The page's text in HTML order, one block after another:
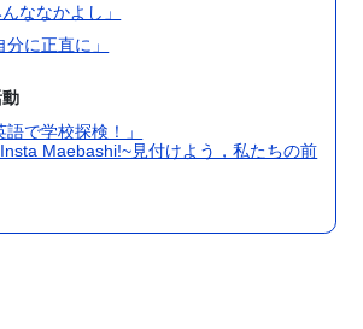
ななかよし」
に正直に」
で学校探検！」
Maebashi!~見付けよう，私たちの前